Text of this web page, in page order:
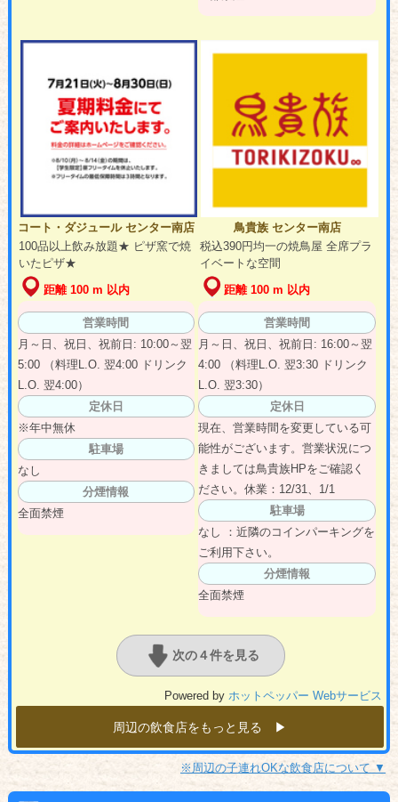
コート・ダジュール センター南店
100品以上飲み放題★ ピザ窯で焼
いたピザ★
距離 100 m 以内
営業時間
月～日、祝日、祝前日: 10:00～翌
5:00 （料理L.O. 翌4:00 ドリンク
L.O. 翌4:00）
定休日
※年中無休
駐車場
なし
分煙情報
全面禁煙
鳥貴族 センター南店
税込390円均一の焼鳥屋 全席プラ
イベートな空間
距離 100 m 以内
営業時間
月～日、祝日、祝前日: 16:00～翌
4:00 （料理L.O. 翌3:30 ドリンク
L.O. 翌3:30）
定休日
現在、営業時間を変更している可
能性がございます。営業状況につ
きましては鳥貴族HPをご確認く
ださい。休業：12/31、1/1
駐車場
なし ：近隣のコインパーキングを
ご利用下さい。
分煙情報
全面禁煙
次の４件を見る
Powered by ホットペッパー Webサービス
周辺の飲食店をもっと見る ▶︎
※周辺の子連れOKな飲食店について ▼